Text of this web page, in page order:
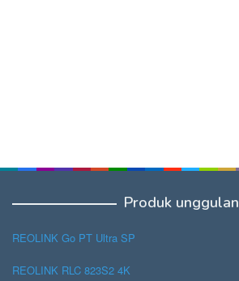
Produk unggulan
REOLINK Go PT Ultra SP
REOLINK RLC 823S2 4K